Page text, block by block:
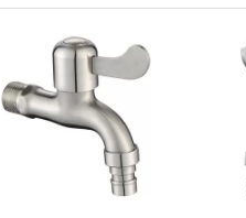
सबसे अच्छी कीमत